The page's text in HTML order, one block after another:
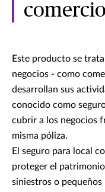
Este producto se
negocios - como
desarrollan sus
conocido como
cubrir a los negocios
misma póliza.
El seguro para local
proteger el
siniestros o